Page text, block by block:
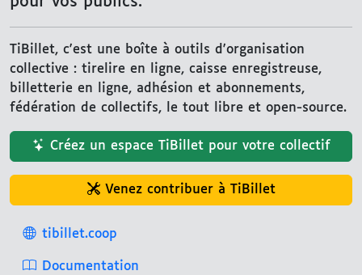
TiBillet, c'est une boîte à outils d'organisation
collective : tirelire en ligne, caisse enregistreuse,
billetterie en ligne, adhésion et abonnements,
fédération de collectifs, le tout libre et open-source.
Créez un espace TiBillet pour votre collectif
Venez contribuer à TiBillet
tibillet.coop
Documentation